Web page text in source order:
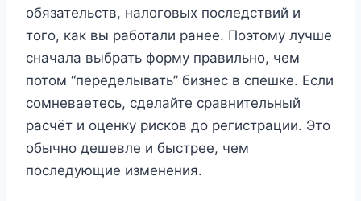
обязательств, налоговых последствий и
того, как вы работали ранее. Поэтому лучше
сначала выбрать форму правильно, чем
потом “переделывать” бизнес в спешке. Если
сомневаетесь, сделайте сравнительный
расчёт и оценку рисков до регистрации. Это
обычно дешевле и быстрее, чем
последующие изменения.